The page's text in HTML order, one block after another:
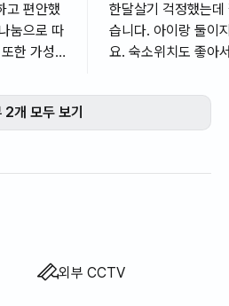
고 편안했
눔으로 따
한달살기 걱정했는
습니다. 아이랑 둘이
요. 숙소위치도 좋아
비숙소 맞습니다. 다
2개 모두 보기
외부 CCTV